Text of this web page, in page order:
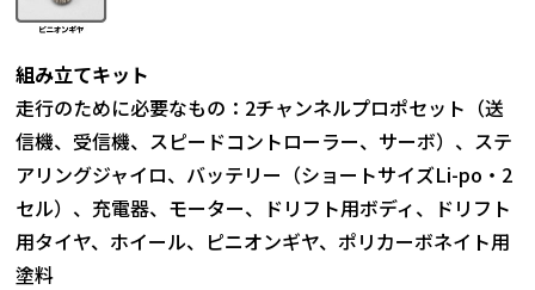
組み立てキット
走行のために必要なもの：2チャンネルプロポセット（送
信機、受信機、スピードコントローラー、サーボ）、ステ
アリングジャイロ、バッテリー（ショートサイズLi-po・2
セル）、充電器、モーター、ドリフト用ボディ、ドリフト
用タイヤ、ホイール、ピニオンギヤ、ポリカーボネイト用
塗料